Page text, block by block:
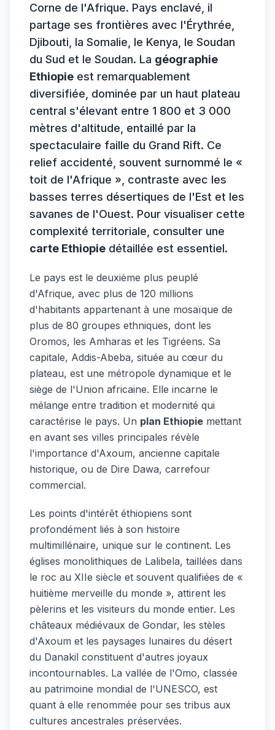
Corne de l'Afrique. Pays enclavé, il
partage ses frontières avec l'Érythrée,
Djibouti, la Somalie, le Kenya, le Soudan
du Sud et le Soudan. La géographie
Ethiopie est remarquablement
diversifiée, dominée par un haut plateau
central s'élevant entre 1 800 et 3 000
mètres d'altitude, entaillé par la
spectaculaire faille du Grand Rift. Ce
relief accidenté, souvent surnommé le «
toit de l'Afrique », contraste avec les
basses terres désertiques de l'Est et les
savanes de l'Ouest. Pour visualiser cette
complexité territoriale, consulter une
carte Ethiopie détaillée est essentiel.
Le pays est le deuxième plus peuplé
d'Afrique, avec plus de 120 millions
d'habitants appartenant à une mosaïque de
plus de 80 groupes ethniques, dont les
Oromos, les Amharas et les Tigréens. Sa
capitale, Addis-Abeba, située au cœur du
plateau, est une métropole dynamique et le
siège de l'Union africaine. Elle incarne le
mélange entre tradition et modernité qui
caractérise le pays. Un plan Ethiopie mettant
en avant ses villes principales révèle
l'importance d'Axoum, ancienne capitale
historique, ou de Dire Dawa, carrefour
commercial.
Les points d'intérêt éthiopiens sont
profondément liés à son histoire
multimillénaire, unique sur le continent. Les
églises monolithiques de Lalibela, taillées dans
le roc au XIIe siècle et souvent qualifiées de «
huitième merveille du monde », attirent les
pèlerins et les visiteurs du monde entier. Les
châteaux médiévaux de Gondar, les stèles
d'Axoum et les paysages lunaires du désert
du Danakil constituent d'autres joyaux
incontournables. La vallée de l'Omo, classée
au patrimoine mondial de l'UNESCO, est
quant à elle renommée pour ses tribus aux
cultures ancestrales préservées.